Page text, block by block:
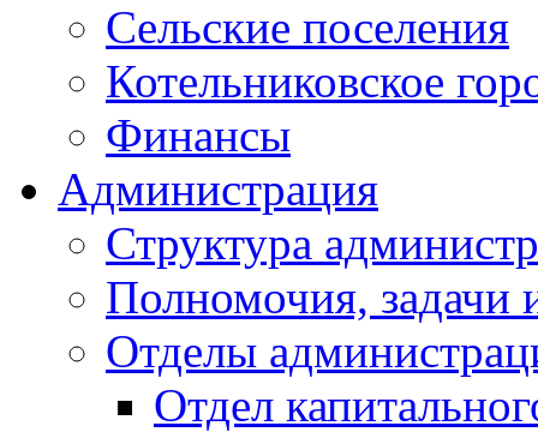
Сельские поселения
Котельниковское
Финансы
Администрация
Структура
Полномочия, задачи
Отделы
Отдел